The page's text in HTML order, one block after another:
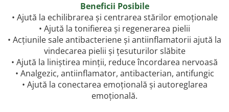
Beneficii Posibile
• Ajută la echilibrarea și centrarea stărilor emoționale
• Ajută la tonifierea și regenerarea pielii
• Acțiunile sale antibacteriene și antiinflamatorii ajută la
vindecarea pielii și țesuturilor slăbite
• Ajută la liniștirea minții, reduce încordarea nervoasă
• Analgezic, antiinflamator, antibacterian, antifungic
• Ajută la conectarea emoțională și autoreglarea
emoțională.